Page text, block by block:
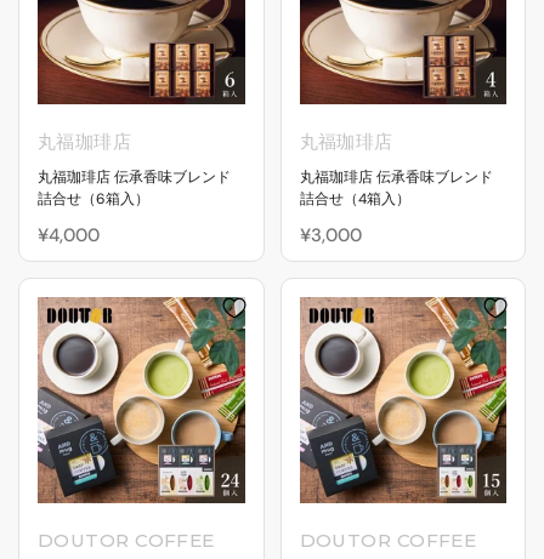
丸福珈琲店
丸福珈琲店 伝承香味ブレンド
詰合せ（6箱入）
¥4,000
丸福珈琲店
丸福珈琲店 伝承香味ブレンド
詰合せ（4箱入）
¥3,000
DOUTOR COFFEE DOUTOR COFFEE